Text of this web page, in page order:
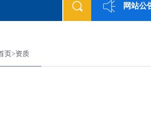
网站公
页>资质